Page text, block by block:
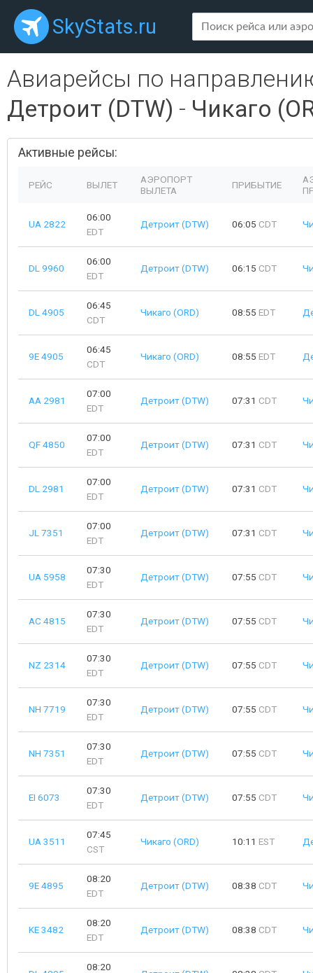
SkyStats.ru
Авиарейсы по
Детроит (DTW) - Чикаго
Активные рейсы:
РЕЙС ВЫЛЕТ
АЭРОПОРТ
ВЫЛЕТА
ПРИБЫТИЕ
UA 2822
06:00
EDT
Детроит (DTW) 06:05 CDT
DL 9960
06:00
EDT
Детроит (DTW) 06:15 CDT
DL 4905
06:45
CDT
Чикаго (ORD) 08:55 EDT
9E 4905
06:45
CDT
Чикаго (ORD) 08:55 EDT
AA 2981
07:00
EDT
Детроит (DTW) 07:31 CDT
QF 4850
07:00
EDT
Детроит (DTW) 07:31 CDT
DL 2981
07:00
EDT
Детроит (DTW) 07:31 CDT
JL 7351
07:00
EDT
Детроит (DTW) 07:31 CDT
UA 5958
07:30
EDT
Детроит (DTW) 07:55 CDT
AC 4815
07:30
EDT
Детроит (DTW) 07:55 CDT
NZ 2314
07:30
EDT
Детроит (DTW) 07:55 CDT
NH 7719
07:30
EDT
Детроит (DTW) 07:55 CDT
NH 7351
07:30
EDT
Детроит (DTW) 07:55 CDT
EI 6073
07:30
EDT
Детроит (DTW) 07:55 CDT
UA 3511
07:45
CST
Чикаго (ORD) 10:11 EST
9E 4895
08:20
EDT
Детроит (DTW) 08:38 CDT
KE 3482
08:20
EDT
Детроит (DTW) 08:38 CDT
08:20